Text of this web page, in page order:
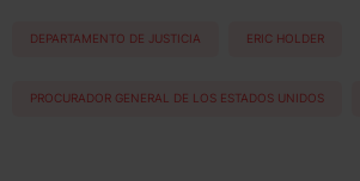
DEPARTAMENTO DE JUSTICIA ERIC HOLDER
PROCURADOR GENERAL DE LOS ESTADOS UNIDOS